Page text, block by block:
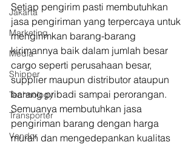
Jakarta
Marketing
Media
Shipper
Technology
Transporter
Vendor
Setiap pengirim pasti membutuhkan
jasa pengiriman yang terpercaya untuk
mengirimkan barang-barang
kirimannya baik dalam jumlah besar
cargo seperti perusahaan besar,
supplier maupun distributor ataupun
barang pribadi sampai perorangan.
Semuanya membutuhkan jasa
pengiriman barang dengan harga
murah dan mengedepankan kualitas